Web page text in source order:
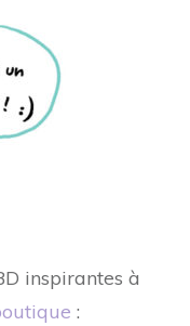
inspirantes à
: